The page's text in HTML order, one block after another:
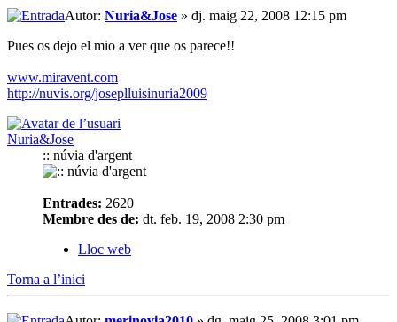
Autor: Nuria&Jose » dj. maig 22, 2008 12:15 pm
Pues os dejo el mio a ver que os parece!!
www.miravent.com
http://nuvis.org/joseplluisinuria2009
Nuria&Jose
:: núvia d'argent
Entrades: 2620
Membre des de: dt. feb. 19, 2008 2:30 pm
Lloc web
Torna a l’inici